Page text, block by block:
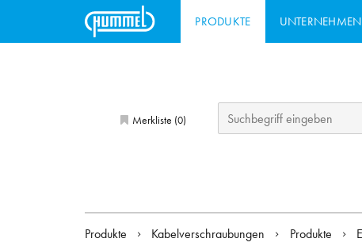
PRODUKTE UNTERNEHMEN
Merkliste (0)
Produkte Kabelverschraubungen Produkte